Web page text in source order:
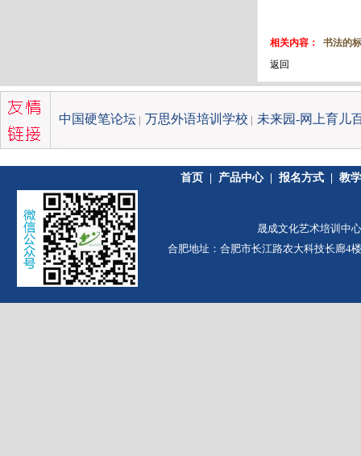
相关内容：
书法的
返回
中国硬笔论坛 万思外语培训学校 未来园-网上育儿
首页 产品中心|报名方式 |教
晟成文化艺术培训中
合肥地址：合肥市长江路农大科技长廊4